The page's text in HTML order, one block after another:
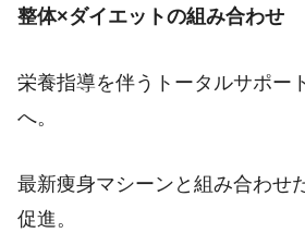
整体×ダイエットの組み合わせ
栄養指導を伴うトータルサポー
へ。
最新痩身マシーンと組み合わせ
促進。